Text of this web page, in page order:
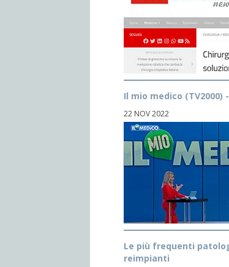
Il mio medico (TV2000) -
22 NOV 2022
Le più frequenti
reimpianti